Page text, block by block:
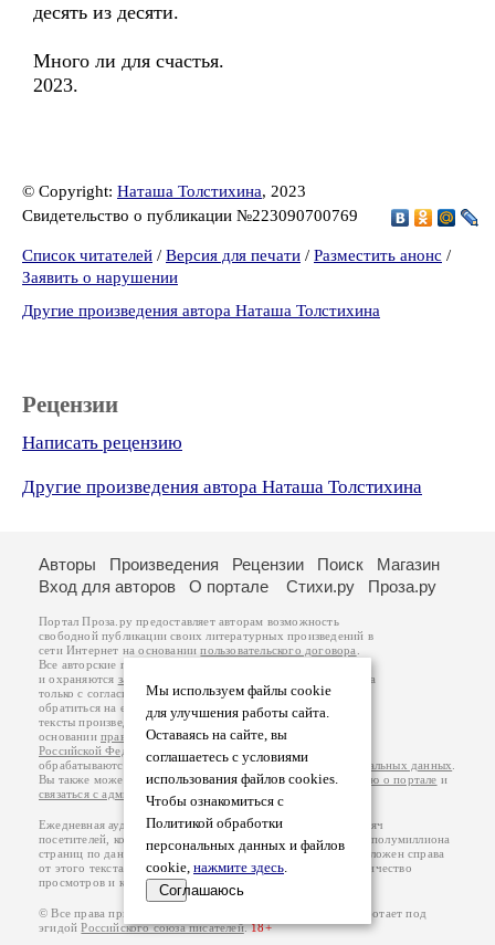
десять из десяти.
Много ли для счастья.
2023.
© Copyright: Наташа Толстихина, 2023
Свидетельство о публикации №223090700769
Список читателей / Версия для печати / Разместить анонс /
Заявить о нарушении
Другие произведения автора Наташа Толстихина
Рецензии
Написать рецензию
Другие произведения автора Наташа Толстихина
Мы используем файлы cookie
для улучшения работы сайта.
Оставаясь на сайте, вы
соглашаетесь с условиями
использования файлов cookies.
Чтобы ознакомиться с
Политикой обработки
персональных данных и файлов
cookie, нажмите здесь.
Соглашаюсь
Авторы Произведения Рецензии Поиск
Магазин
Вход для авторов
О портале Стихи.ру Проза.ру
Портал Проза.ру предоставляет авторам возможность
свободной публикации своих литературных произведений в
сети Интернет на основаниипользовательского договора
Все авторские права на произведения принадлежат авторам
и охраняются законом
. Перепечатка произведений возможна
только с согласия его автора, к которому вы можете
обратиться на его авторской странице. Ответственность за
тексты произведений авторы несут самостоятельно на
основанииправил публикацииизаконодательства
Российской Федерации
обрабатываются на основанииПолитики обработки персональных данных
Вы также можете посмотреть более подробнуюинформацию о портале и
связаться с администрацией
Ежедневная аудитория портала Проза.ру – порядка 100 тысяч
посетителей, которые в общей сумме просматривают более полумиллиона
страниц по данным счетчика посещаемости, который расположен справа
от этого текста. В каждой графе указано по две цифры: количество
просмотров и количество посетителей.
© Все права принадлежат авторам, 2000-2026. Портал работает под
эгидойРоссийского союза писателей.18+